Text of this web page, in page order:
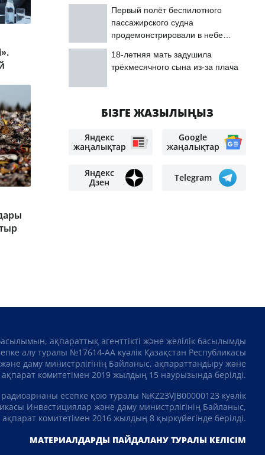
Первый полёт беспилотного
пассажирского судна
продемонстрировали в небе
18-летняя мать задушила
трёхмесячного сына из-за плача
БІЗГЕ ЖАЗЫЛЫҢЫЗ
Яндекс
жаңалықтар
Google
жаңалықтар
Яндекс
Дзен
Telegram
ақпараттық агенттікті және желілік басылымды
алу туралы №17614-АА куәлік Қазақстан Республикасы
даму министрлігінің Байланыс, ақпараттандыру және
ақпарат комитетімен 2019 жылдың 15 наурызында берілді.
есепке қою туралы №KZ23VJB00000123 куәлік
Инвестициялар және даму министрлігінің Байланыс,
комитетімен 2016 жылдың 8 қыркүйегінде берілді.
МАТЕРИАЛДАРДЫ ПАЙДАЛАНУ ТУРАЛЫ КЕЛІСІМ